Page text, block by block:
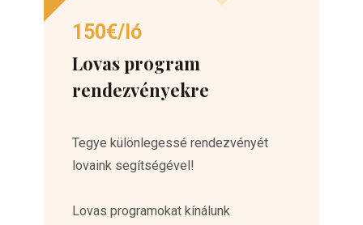
150€/ló
Lovas program
rendezvényekre
Tegye különlegessé rendezvényét
lovaink segítségével!
Lovas programokat kínálunk